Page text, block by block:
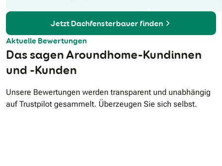
Jetzt Dachfensterbauer finden
Aktuelle Bewertungen
Das sagen Aroundhome-Kundinnen
und -Kunden
Unsere Bewertungen werden transparent und unabhängig
auf Trustpilot gesammelt. Überzeugen Sie sich selbst.